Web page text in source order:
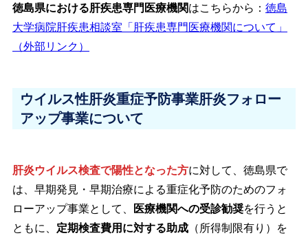
徳島県における肝疾患専門医療機関はこちらから： 徳島
大学病院肝疾患相談室「肝疾患専門医療機関について」
（外部リンク）
ウイルス性肝炎重症予防事業肝炎フォロー
アップ事業について
肝炎ウイルス検査で陽性となった方に対して、徳島県で
は、早期発見・早期治療による重症化予防のためのフォ
ローアップ事業として、
医療機関への受診勧奨を行うと
ともに、 定期検査費用に対する助成 （所得制限有り）を